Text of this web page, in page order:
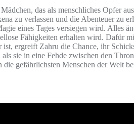
das als menschliches Opfer
zu verlassen und die Abenteuer zu
eines Tages versiegen wird. Alles
Fähigkeiten erhalten wird. Dafür
ergreift Zahru die Chance, ihr
sie in eine Fehde zwischen den
gefährlichsten Menschen der Welt